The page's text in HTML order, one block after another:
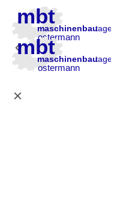
Zur Hauptnavigation
Zum Inhalt
Zur Fußzeile